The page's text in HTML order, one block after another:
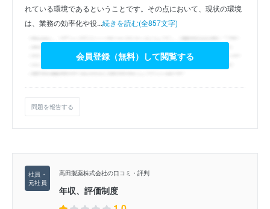
れている環境であるということです。その点において、現状の環境
は、業務の効率化や役...続きを読む(全857文字)
会員登録（無料）して閲覧する
問題を報告する
高田製薬株式会社の口コミ・評判
年収、評価制度